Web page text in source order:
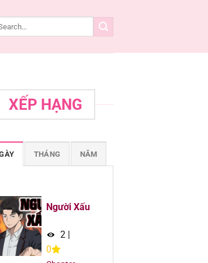
XẾP HẠNG
THÁNG NĂM
Người Xấu
2 |
0